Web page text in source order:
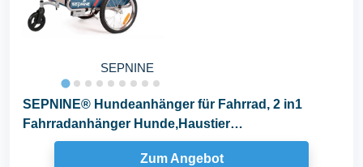
SEPNINE
SEPNINE® Hundeanhänger für Fahrrad, 2 in1
Fahrradanhänger Hunde,Haustier
Transportwagen...
Zum Angebot